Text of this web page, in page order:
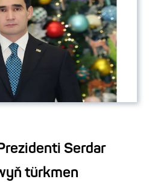
Serdar
türkmen